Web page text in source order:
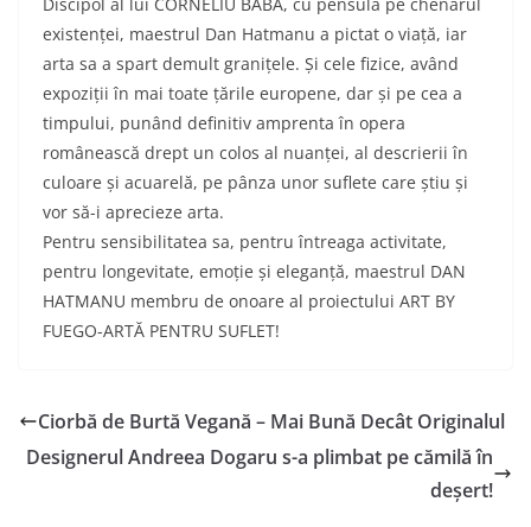
existenței, maestrul Dan Hatmanu a pictat o viață, iar
arta sa a spart demult granițele. Și cele fizice, având
expoziții în mai toate țările europene, dar și pe cea a
timpului, punând definitiv amprenta în opera
românească drept un colos al nuanței, al descrierii în
culoare și acuarelă, pe pânza unor suflete care știu și
vor să-i aprecieze arta.
Pentru sensibilitatea sa, pentru întreaga activitate,
pentru longevitate, emoție și eleganță, maestrul DAN
HATMANU membru de onoare al proiectului ART BY
FUEGO-ARTĂ PENTRU SUFLET!
Ciorbă de Burtă Vegană – Mai Bună Decât Originalul
Designerul Andreea Dogaru s-a plimbat pe cămilă în
deșert!